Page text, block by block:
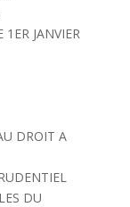
JANVIER
DROIT A
DU